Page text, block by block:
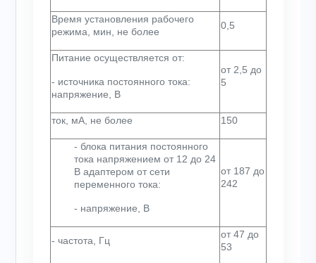
Время установления рабочего
режима, мин, не более
0,5
Питание осуществляется от:
- источника постоянного тока:
напряжение, В
от 2,5 до
5
ток, мА, не более 150
- блока питания постоянного
тока напряжением от 12 до 24
В адаптером от сети
переменного тока:
- напряжение, В
от 187 до
242
- частота, Гц
от 47 до
53